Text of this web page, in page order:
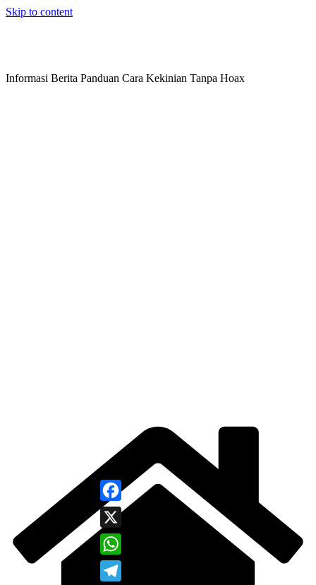
Skip to content
Informasi Berita Panduan Cara Kekinian Tanpa Hoax
Facebook
X
WhatsApp